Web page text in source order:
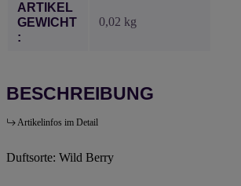
ARTIKEL
GEWICHT
:
0,02 kg
BESCHREIBUNG
Artikelinfos im Detail
Duftsorte: Wild Berry